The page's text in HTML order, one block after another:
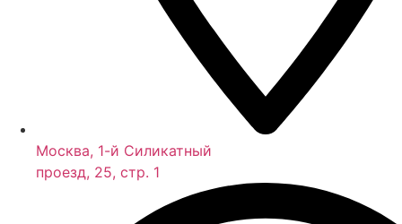
Москва, 1-й Силикатный
проезд, 25, стр. 1